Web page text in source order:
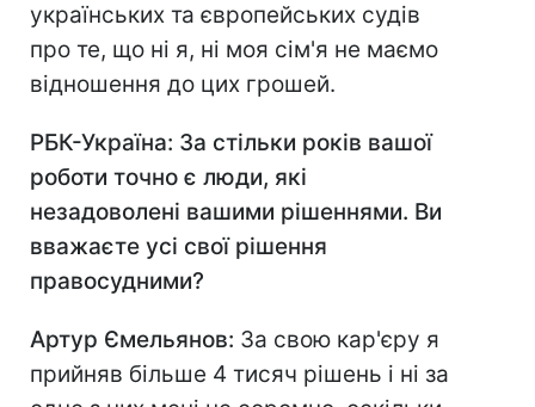
українських та європейських судів
про те, що ні я, ні моя сім'я не маємо
відношення до цих грошей.
РБК-Україна: За стільки років вашої
роботи точно є люди, які
незадоволені вашими рішеннями. Ви
вважаєте усі свої рішення
правосудними?
Артур Ємельянов: За свою кар'єру я
прийняв більше 4 тисяч рішень і ні за